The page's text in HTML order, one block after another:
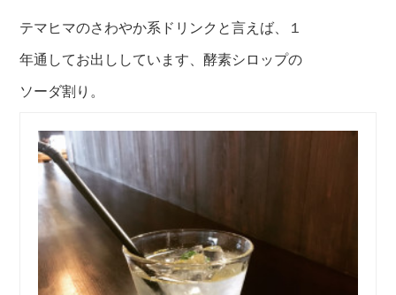
テマヒマのさわやか系ドリンクと言えば、１
年通してお出ししています、酵素シロップの
ソーダ割り。